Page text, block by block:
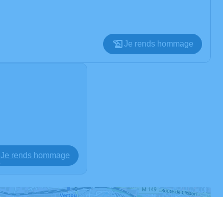
Je rends hommage
Je rends hommage